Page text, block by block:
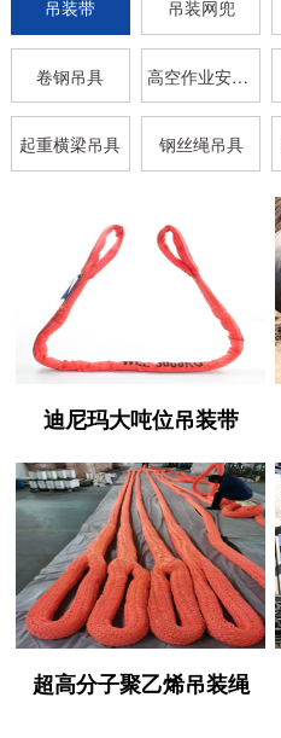
吊装带 吊装网兜
卷钢吊具 高空作业安全带
起重横梁吊具 钢丝绳吊具
迪尼玛大吨位吊装带
超高分子聚乙烯吊装绳